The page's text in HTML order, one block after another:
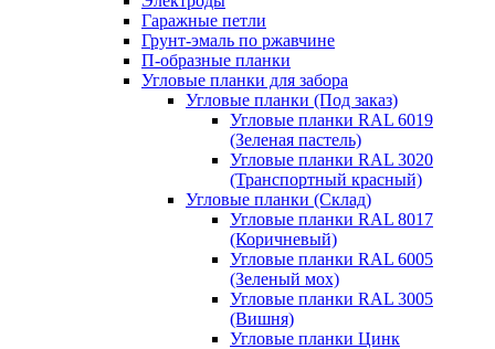
Гаражные петли
Грунт-эмаль по ржавчине
П-образные планки
Угловые планки для забора
Угловые планки (Под заказ)
Угловые планки RAL 6019
(Зеленая пастель)
Угловые планки RAL 3020
(Транспортный красный)
Угловые планки (Склад)
Угловые планки RAL 8017
(Коричневый)
Угловые планки RAL 6005
(Зеленый мох)
Угловые планки RAL 3005
(Вишня)
Угловые планки Цинк